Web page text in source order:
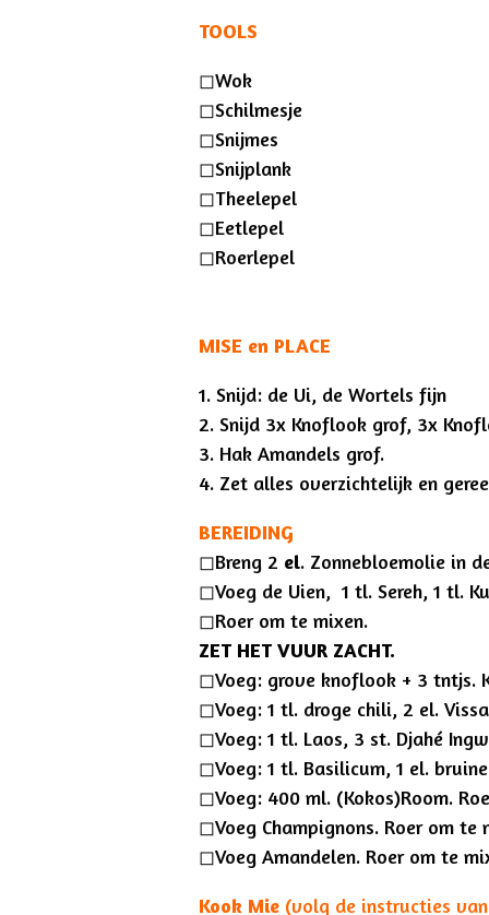
TOOLS
◻︎Wok
◻︎Schilmesje
◻︎Snijmes
◻︎Snijplank
◻︎Theelepel
◻︎Eetlepel
◻︎Roerlepel
MISE en PLACE
1. Snijd: de Ui, de Wortels fijn
2. Snijd 3x Knoflook grof, 3x
3. Hak Amandels grof.
4. Zet alles overzichtelijk en
BEREIDING
◻︎Breng 2 el. Zonnebloemolie in
◻︎Voeg de Uien, 1 tl. Sereh, 1 tl.
◻︎Roer om te mixen.
ZET HET VUUR ZACHT.
◻︎Voeg: grove knoflook + 3 tntjs.
◻︎Voeg: 1 tl. droge chili, 2 el.
◻︎Voeg: 1 tl. Laos, 3 st. Djahé
◻︎Voeg: 1 tl. Basilicum, 1 el.
◻︎Voeg: 400 ml. (Kokos)Room.
◻︎Voeg Champignons. Roer om te
◻︎Voeg Amandelen. Roer om te
Kook Mie (volg de instructies